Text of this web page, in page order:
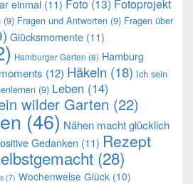
einmal (11) Foto (13) Fotoprojekt
(9) Fragen und Antworten (9) Fragen über
Glücksmomente (11)
Hamburger Garten (8) Hamburg
(12) Häkeln (18) Ich sein
(9) Leben (14)
wilder Garten (22)
(46) Nähen macht glücklich
Gedanken (11) Rezept
(28)
(7) Wochenweise Glück (10)